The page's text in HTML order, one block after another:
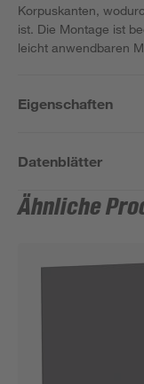
Korpuskanten,
ist. Die Montage ist
leicht anwendbaren
Eigenschaften
Datenblätter
Ähnliche